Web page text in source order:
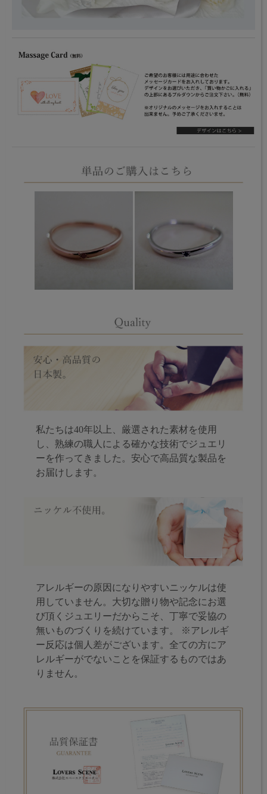
私たちは40年以上、厳選された素材を使用
し、熟練の職人による確かな技術でジュエリ
ーを作ってきました。安心で高品質な製品を
お届けします。
アレルギーの原因になりやすいニッケルは使
用していません。大切な贈り物や記念にお選
び頂くジュエリーだからこそ、丁寧で妥協の
無いものづくりを続けています。 ※アレルギ
ー反応は個人差がございます。全ての方にア
レルギーがでないことを保証するものではあ
りません。